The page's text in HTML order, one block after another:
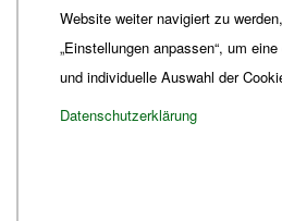
Website weiter navigiert zu
„Einstellungen anpassen“, um
und individuelle Auswahl der
Datenschutzerklärung